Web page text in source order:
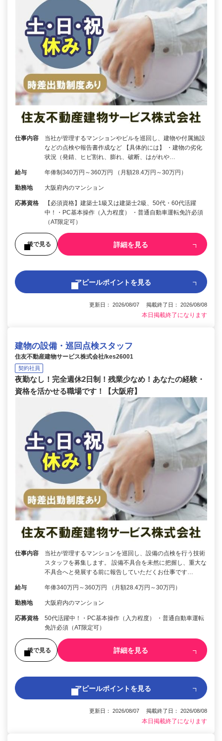
仕事内容
当社が管理するマンションやビルを巡回し、建物や付属施設
などの点検や報告書作成など 【具体的には】 ・建物の劣化
状況（発錆、ヒビ割れ、膨れ、破断、はがれや…
給与 年俸制340万円～360万円 （月額28.4万円～30万円）
勤務地 大阪府内のマンション
応募資格
【必須資格】建築士1級又は建築士2級、50代・60代活躍
中！・PC基本操作（入力程度） ・普通自動車運転免許必須
（AT限定可）
後で見る 詳細を見る
アピールポイントを見る
更新日： 2026/08/07 掲載終了日： 2026/08/08
本日掲載終了になります
建物の設備・巡回点検スタッフ
住友不動産建物サービス株式会社/kes26001
契約社員
夜勤なし！完全週休2日制！残業少なめ！あなたの経験・
資格を活かせる職場です！【大阪府】
仕事内容
当社が管理するマンションを巡回し、設備の点検を行う技術
スタッフを募集します。 設備不具合を未然に把握し、重大な
不具合へと発展する前に報告していただくお仕事です…
給与 年俸340万円～360万円 （月額28.4万円～30万円）
勤務地 大阪府内のマンション
応募資格
50代活躍中！・PC基本操作（入力程度） ・普通自動車運転
免許必須（AT限定可）
後で見る 詳細を見る
アピールポイントを見る
更新日： 2026/08/07 掲載終了日： 2026/08/08
本日掲載終了になります